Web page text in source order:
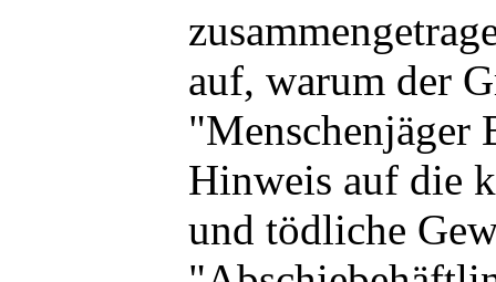
auf, warum der
"Menschenjäger
Hinweis auf die
und tödliche